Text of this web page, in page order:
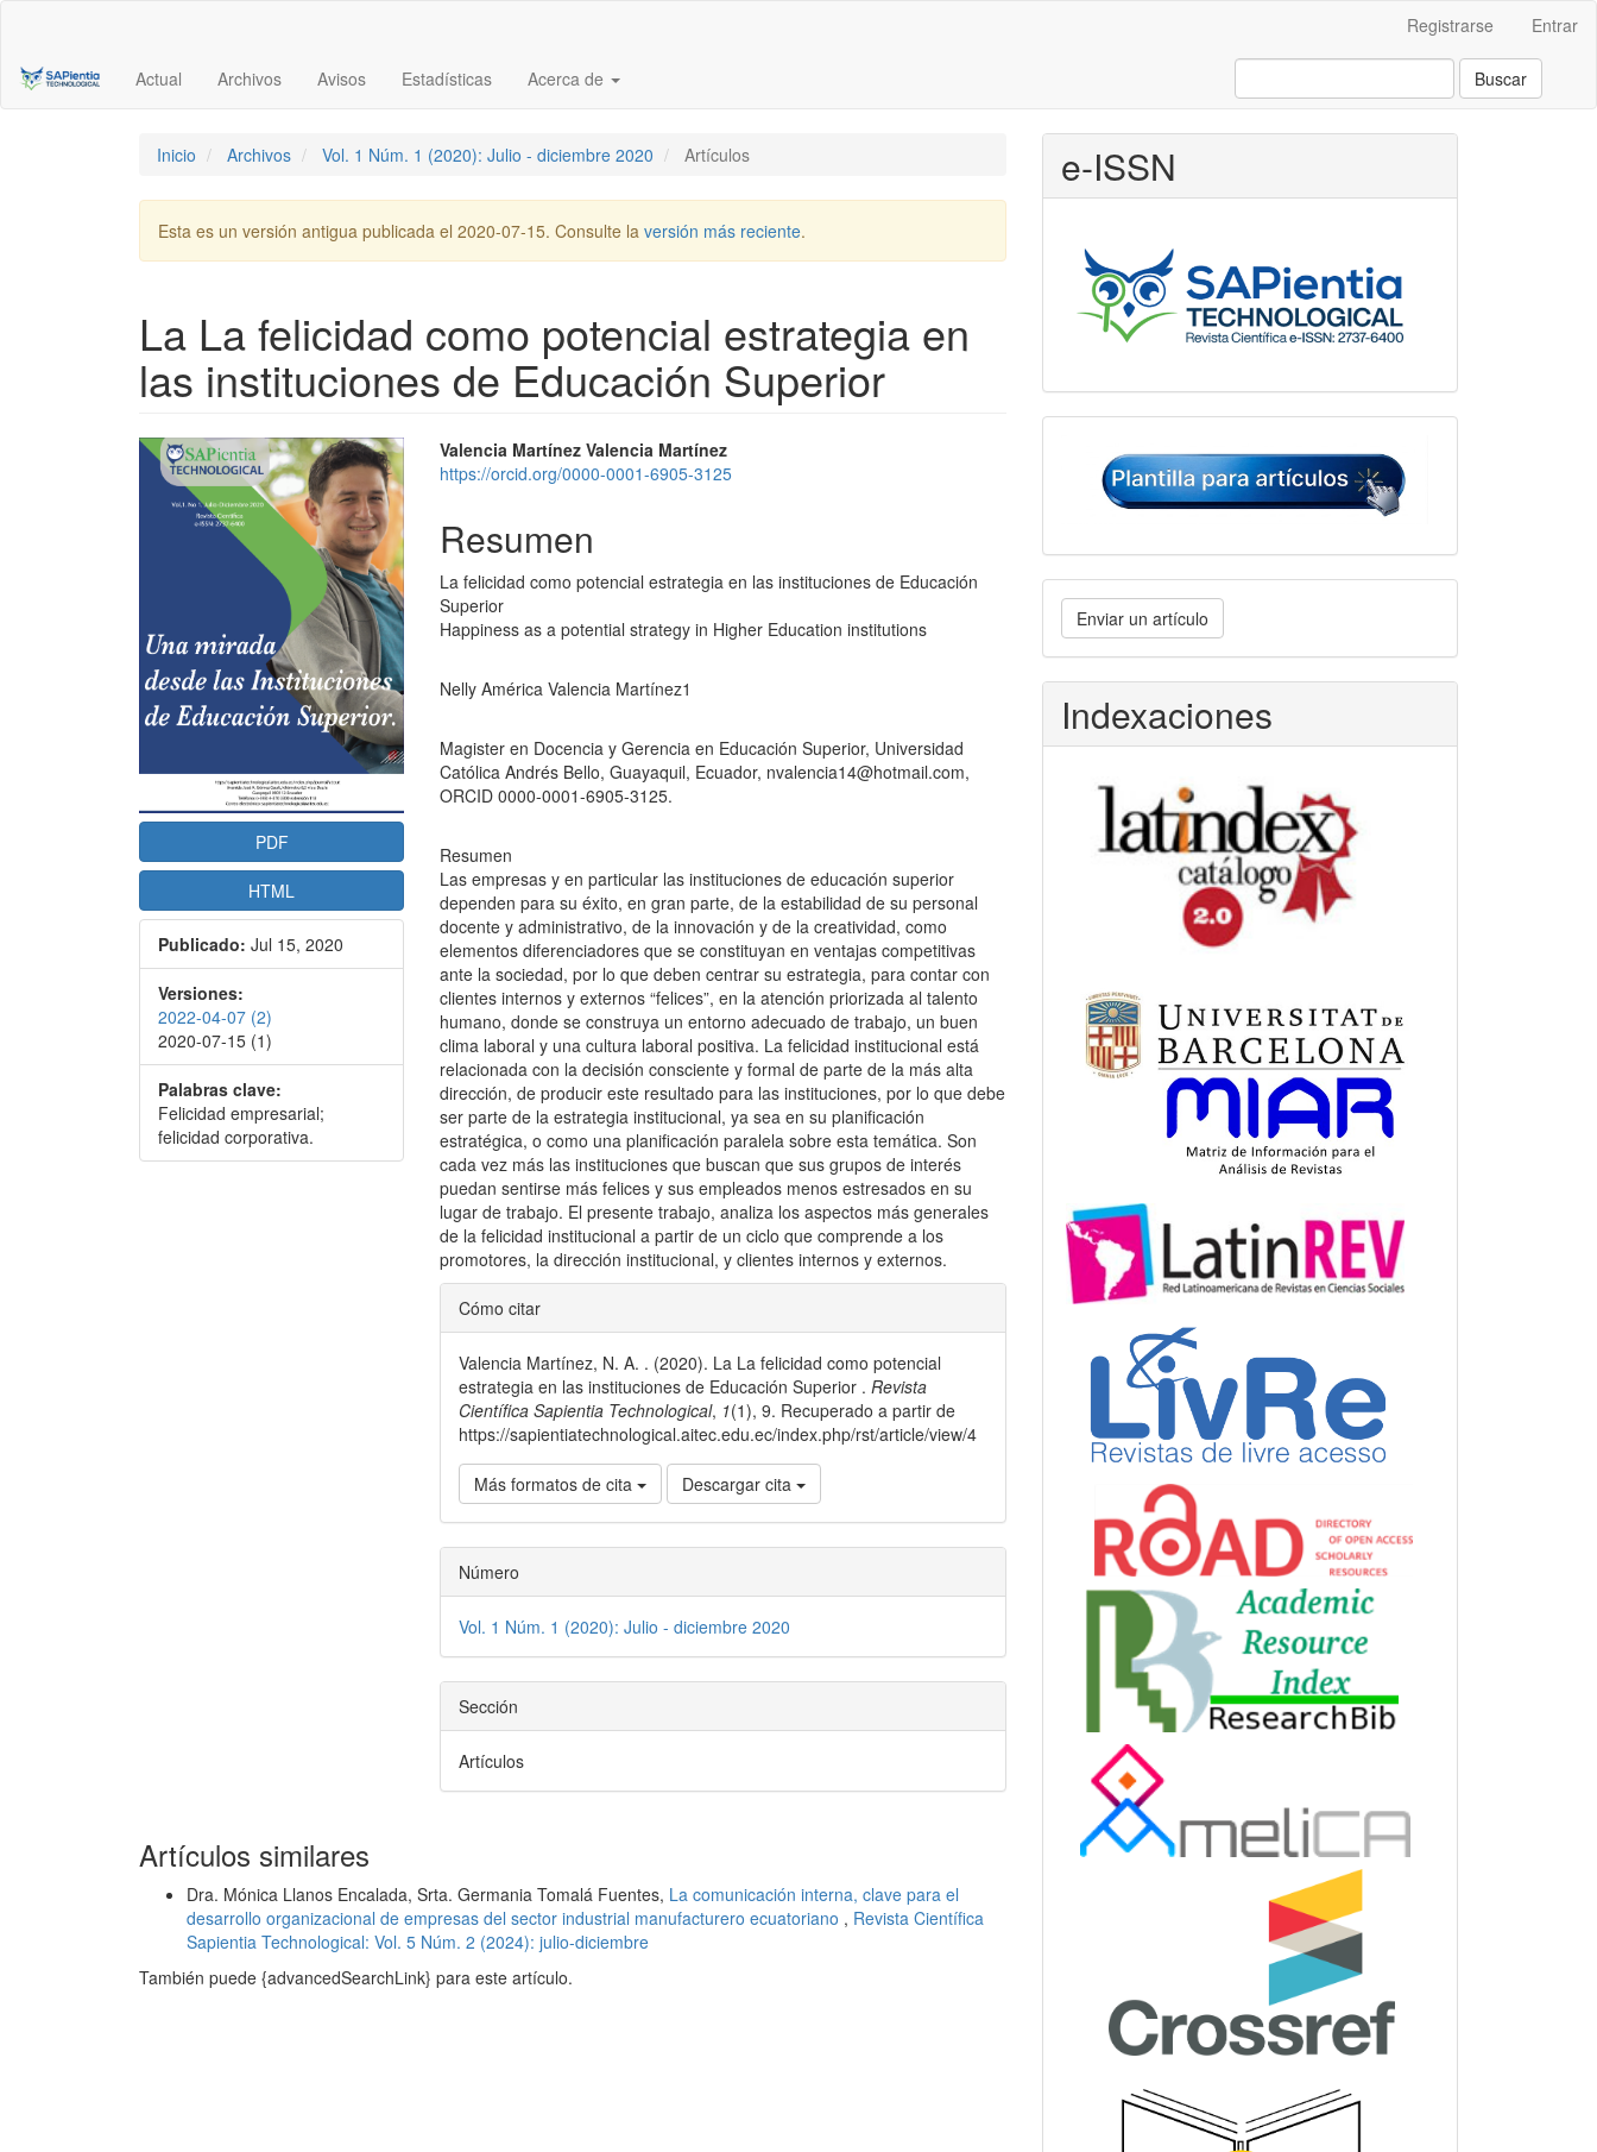
principal
Barra
Registrarse Entrar
Actual Archivos Avisos Estadísticas Acerca de Buscar
Inicio Archivos Vol. 1 Núm. 1 (2020): Julio - diciembre 2020 Artículos
Esta es un versión antigua publicada el 2020-07-15. Consulte la versión más reciente.
La La felicidad como potencial estrategia en
las instituciones de Educación Superior
Barra
lateral
artículo
PDF
HTML
Publicado: Jul 15, 2020
Versiones:
2022-04-07 (2)
2020-07-15 (1)
Palabras clave:
Felicidad empresarial;
felicidad corporativa.
Contenido
principal
del
artículo
Valencia Martínez Valencia Martínez
https://orcid.org/0000-0001-6905-3125
Resumen
La felicidad como potencial estrategia en las instituciones de Educación
Superior
Happiness as a potential strategy in Higher Education institutions
Nelly América Valencia Martínez1
Magister en Docencia y Gerencia en Educación Superior, Universidad
Católica Andrés Bello, Guayaquil, Ecuador, nvalencia14@hotmail.com,
ORCID 0000-0001-6905-3125.
Resumen
Las empresas y en particular las instituciones de educación superior
dependen para su éxito, en gran parte, de la estabilidad de su personal
docente y administrativo, de la innovación y de la creatividad, como
elementos diferenciadores que se constituyan en ventajas competitivas
ante la sociedad, por lo que deben centrar su estrategia, para contar con
clientes internos y externos “felices”, en la atención priorizada al talento
humano, donde se construya un entorno adecuado de trabajo, un buen
clima laboral y una cultura laboral positiva. La felicidad institucional está
relacionada con la decisión consciente y formal de parte de la más alta
dirección, de producir este resultado para las instituciones, por lo que debe
ser parte de la estrategia institucional, ya sea en su planificación
estratégica, o como una planificación paralela sobre esta temática. Son
cada vez más las instituciones que buscan que sus grupos de interés
puedan sentirse más felices y sus empleados menos estresados en su
lugar de trabajo. El presente trabajo, analiza los aspectos más generales
de la felicidad institucional a partir de un ciclo que comprende a los
promotores, la dirección institucional, y clientes internos y externos.
Detalles
del
artículo
Cómo citar
Valencia Martínez, N. A. . (2020). La La felicidad como potencial
estrategia en las instituciones de Educación Superior .Revista
Científica Sapientia Technological, 1(1), 9. Recuperado a partir de
https://sapientiatechnological.aitec.edu.ec/index.php/rst/article/view/4
Más formatos de cita Descargar cita
Número
Vol. 1 Núm. 1 (2020): Julio - diciembre 2020
Sección
Artículos
Artículos similares
Dra. Mónica Llanos Encalada, Srta. Germania Tomalá Fuentes, La comunicación interna, clave para el
desarrollo organizacional de empresas del sector industrial manufacturero ecuatoriano , Revista Científica
Sapientia Technological: Vol. 5 Núm. 2 (2024): julio-diciembre
También puede {advancedSearchLink} para este artículo.
e-ISSN
Plantilla
para
Enviar
un
artículo
Enviar un artículo
Indexaciones